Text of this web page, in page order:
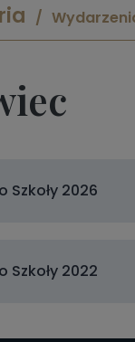
Szkoły 2026
Szkoły 2022